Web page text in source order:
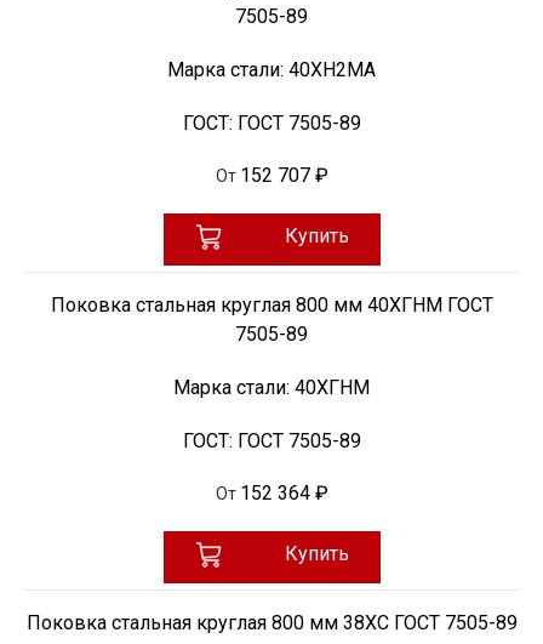
7505-89
Марка стали: 40ХН2МА
ГОСТ: ГОСТ 7505-89
От 152 707 ₽
Купить
Поковка стальная круглая 800 мм 40ХГНМ ГОСТ
7505-89
Марка стали: 40ХГНМ
ГОСТ: ГОСТ 7505-89
От 152 364 ₽
Купить
Поковка стальная круглая 800 мм 38ХС ГОСТ 7505-89